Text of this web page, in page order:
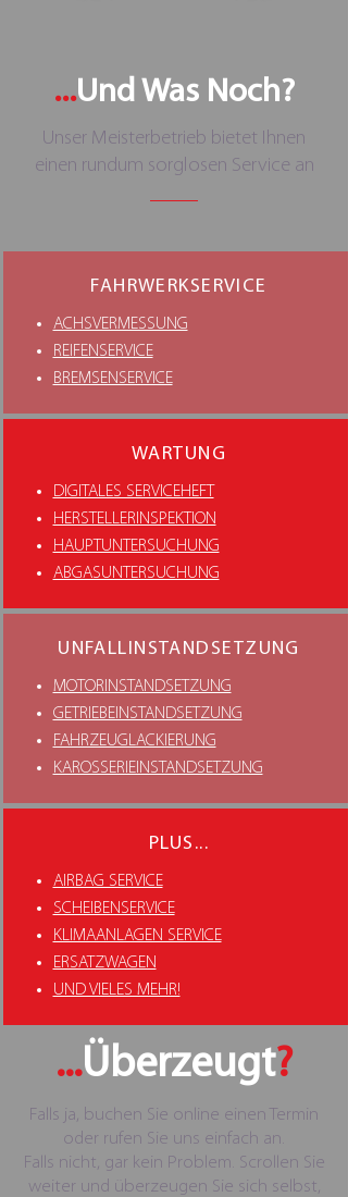
...Und Was Noch?
Unser Meisterbetrieb bietet Ihnen
einen rundum sorglosen Service an
FAHRWERKSERVICE
ACHSVERMESSUNG
REIFENSERVICE
BREMSENSERVICE
WARTUNG
DIGITALES SERVICEHEFT
HERSTELLERINSPEKTION
HAUPTUNTERSUCHUNG
ABGASUNTERSUCHUNG
UNFALLINSTANDSETZUNG
MOTORINSTANDSETZUNG
GETRIEBEINSTANDSETZUNG
FAHRZEUGLACKIERUNG
KAROSSERIEINSTANDSETZUNG
PLUS...
AIRBAG SERVICE
SCHEIBENSERVICE
KLIMAANLAGEN SERVICE
ERSATZWAGEN
UND VIELES MEHR!
...Überzeugt?
Falls ja, buchen Sie online einen Termin
oder rufen Sie uns einfach an.
Falls nicht, gar kein Problem. Scrollen Sie
weiter und überzeugen Sie sich selbst,